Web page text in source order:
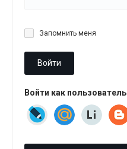
Запомнить меня
Войти
Войти как пользователь